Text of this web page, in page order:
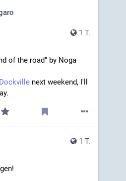
1 T.
of the road" by Noga
next weekend, I'll
1 T.